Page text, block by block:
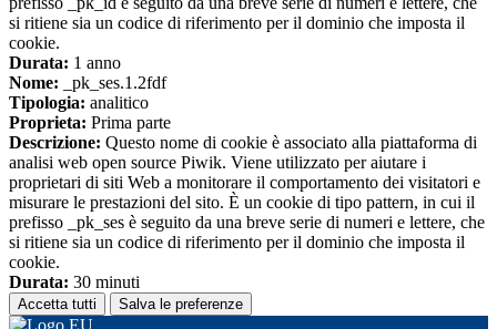
si ritiene sia un codice di riferimento per il dominio che imposta il
cookie.
Durata: 1 anno
Nome: _pk_ses.1.2fdf
Tipologia: analitico
Proprieta: Prima parte
Descrizione: Questo nome di cookie è associato alla piattaforma di
analisi web open source Piwik. Viene utilizzato per aiutare i
proprietari di siti Web a monitorare il comportamento dei visitatori e
misurare le prestazioni del sito. È un cookie di tipo pattern, in cui il
prefisso _pk_ses è seguito da una breve serie di numeri e lettere, che
si ritiene sia un codice di riferimento per il dominio che imposta il
cookie.
Durata: 30 minuti
Accetta tutti Salva le preferenze